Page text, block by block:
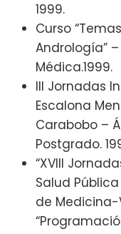
1999.
Curso
Andrología”
Médica.1999.
III Jornadas
Escalona
Carabobo –
Postgrado.
“XVIII
Salud
de Medicina-